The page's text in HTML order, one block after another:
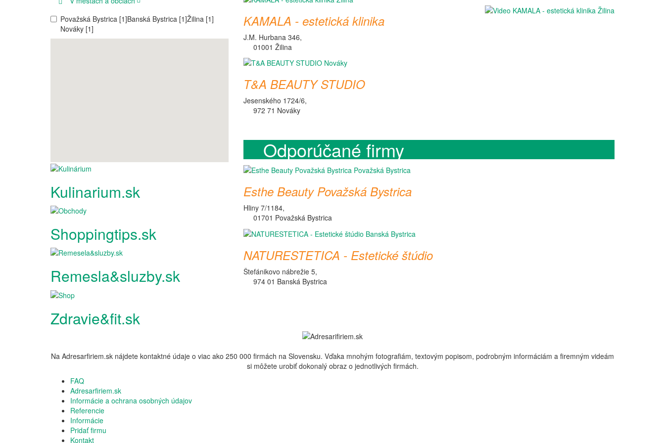
Považská Bystrica [1]Banská Bystrica [1]Žilina [1]
Nováky [1]
Kulinarium.sk
Shoppingtips.sk
Remesla&sluzby.sk
Zdravie&fit.sk
KAMALA - estetická klinika
J.M. Hurbana 346,
01001 Žilina
T&A BEAUTY STUDIO
Jesenského 1724/6,
972 71 Nováky
Odporúčané firmy
Esthe Beauty Považská Bystrica
Hliny 7/1184,
01701 Považská Bystrica
NATURESTETICA - Estetické štúdio
Štefánikovo nábrežie 5,
974 01 Banská Bystrica
Na Adresarfiriem.sk nájdete kontaktné údaje o viac ako 250 000 firmách na Slovensku. Vďaka mnohým fotografiám, textovým popisom, podrobným informáciám a firemným videám
si môžete urobiť dokonalý obraz o jednotlivých firmách.
FAQ
Adresarfiriem.sk
Informácie a ochrana osobných údajov
Referencie
Informácie
Pridať firmu
Kontakt